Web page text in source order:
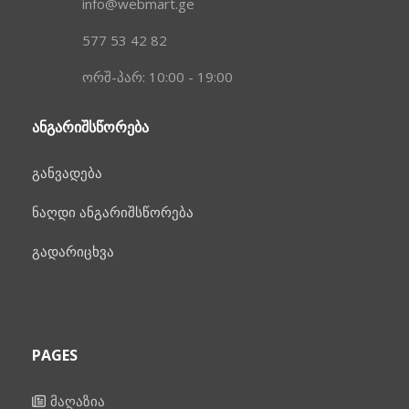
577 53 42 82
ორშ-პარ: 10:00 - 19:00
ᲐᲜᲒᲐᲠᲘᲨᲡᲬᲝᲠᲔᲑᲐ
განვადება
ნაღდი ანგარიშსწორება
გადარიცხვა
PAGES
მაღაზია